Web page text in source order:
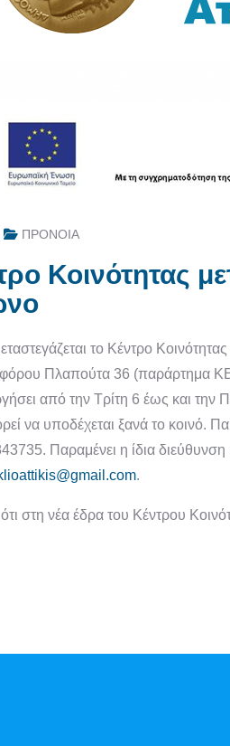
ΠΡΟΝΟΙΑ
Κοινότητας
το Κέντρο
Πλαπούτα 36 (παράρτημα
από την Τρίτη 6 έως και
να υποδέχεται ξανά το κοινό.
Παραμένει η ίδια διεύθυνση
.
στη νέα έδρα του Κέντρου